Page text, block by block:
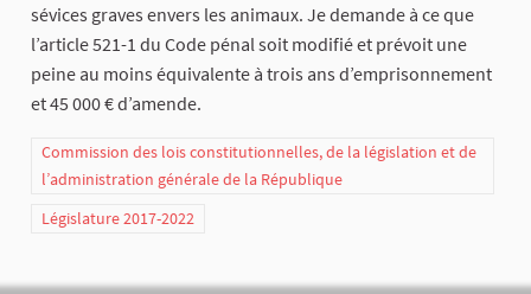
sévices graves envers les animaux. Je demande à ce que
l’article 521-1 du Code pénal soit modifié et prévoit une
peine au moins équivalente à trois ans d’emprisonnement
et 45 000 € d’amende.
Commission des lois constitutionnelles, de la législation et de
l’administration générale de la République
Législature 2017-2022